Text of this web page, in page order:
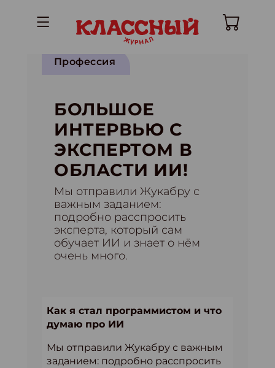
Профессия
БОЛЬШОЕ
ИНТЕРВЬЮ С
ЭКСПЕРТОМ В
ОБЛАСТИ ИИ!
Мы отправили Жукабру с
важным заданием:
подробно расспросить
эксперта, который сам
обучает ИИ и знает о нём
очень много.
Как я стал программистом и что
думаю про ИИ
Мы отправили Жукабру с важным
заданием: подробно расспросить